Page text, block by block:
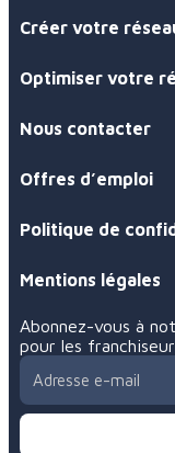
Créer votre
Optimiser votre
Nous contacter
Offres d’emploi
Politique de
Mentions légales
Abonnez-vous à
pour les